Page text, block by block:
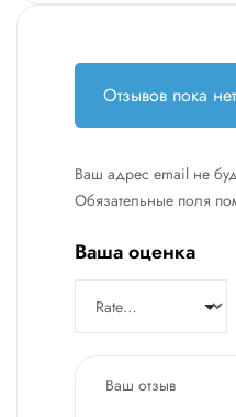
Отзывов пока
Ваш адрес email не
Обязательные поля
Ваша оценка